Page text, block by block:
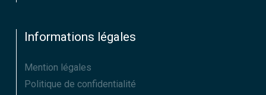
Informations légales
Mention légales
Politique de confidentialité